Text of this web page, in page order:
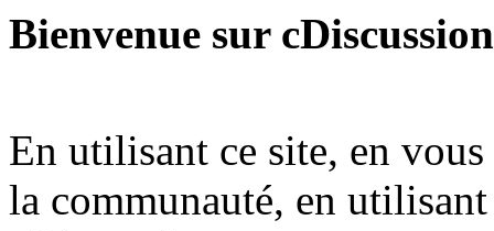
Bienvenue sur
En utilisant ce site, en
la communauté, en